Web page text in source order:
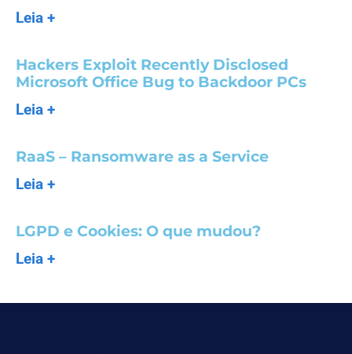
Leia +
Hackers Exploit Recently Disclosed
Microsoft Office Bug to Backdoor PCs
Leia +
RaaS – Ransomware as a Service
Leia +
LGPD e Cookies: O que mudou?
Leia +